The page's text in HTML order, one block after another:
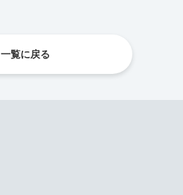
一覧に戻る